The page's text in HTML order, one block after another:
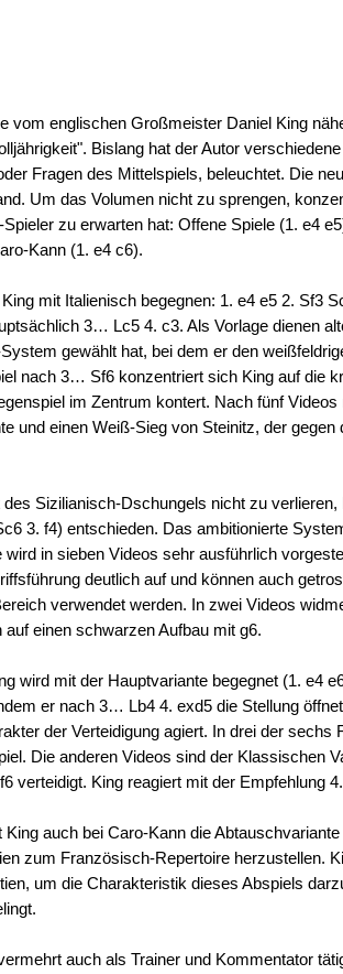
vom englischen Großmeister Daniel King
Bislang hat der Autor
Fragen des Mittelspiels, beleuchtet. Die
Um das Volumen nicht zu sprengen,
zu erwarten hat: Offene Spiele (1. e4
Kann (1. e4 c6).
mit Italienisch begegnen: 1. e4 e5 2. Sf3
3… Lc5 4. c3. Als Vorlage dienen
gewählt hat, bei dem er den
nach 3… Sf6 konzentriert sich King auf die
im Zentrum kontert. Nach fünf
und einen Weiß-Sieg von Steinitz, der gegen
Sizilianisch-Dschungels nicht zu
3. f4) entschieden. Das ambitionierte
in sieben Videos sehr ausführlich
deutlich auf und können auch
verwendet werden. In zwei Videos
einen schwarzen Aufbau mit g6.
wird mit der Hauptvariante begegnet (1. e4
er nach 3… Lb4 4. exd5 die Stellung
der Verteidigung agiert. In drei der sechs
Die anderen Videos sind der Klassischen
verteidigt. King reagiert mit der Empfehlung
auch bei Caro-Kann die
zum Französisch-Repertoire herzustellen.
um die Charakteristik dieses Abspiels
auch als Trainer und Kommentator